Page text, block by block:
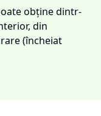
obține dintr-
din
(încheiat